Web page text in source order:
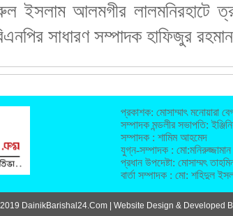
ইসলাম আলমগীর লালমনিরহাটে
সাধারণ সম্পাদক হাফিজুর
প্রকাশক: মোসাম্মাৎ মনোয়ারা
সম্পাদক মন্ডলীর সভাপতি:
সম্পাদক : শামিম আহমেদ
যুগ্ন-সম্পাদক :
প্রধান উপদেষ্টা: মোসাম্মৎ
বার্তা সম্পাদক : মো: শহিদুল
DainikBarishal24.Com | Website Design & Developed